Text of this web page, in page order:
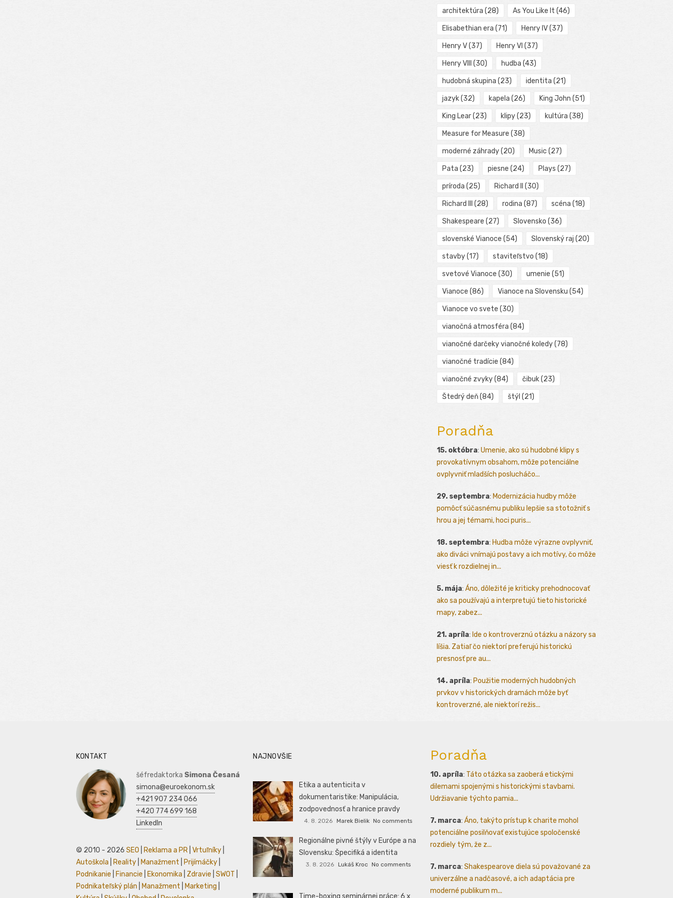
architektúra (28) As You Like It (46)
Elisabethian era (71) Henry IV(37)
Henry V(37) Henry VI (37)
Henry VIII (30) hudba (43)
hudobná skupina (23) identita (21)
jazyk(32) kapela (26) King John (51)
King Lear(23) klipy(23) kultúra (38)
Measure for Measure (38)
moderné záhrady(20) Music (27)
Pata (23) piesne (24) Plays (27)
príroda (25) Richard II (30)
Richard III (28) rodina (87) scéna (18)
Shakespeare (27) Slovensko (36)
slovenské Vianoce (54) Slovenský raj (20)
stavby(17) staviteľstvo (18)
svetové Vianoce (30) umenie (51)
Vianoce (86) Vianoce na Slovensku (54)
Vianoce vo svete (30)
vianočná atmosféra (84)
vianočné darčeky vianočné koledy(78)
vianočné tradície (84)
vianočné zvyky(84) čibuk(23)
Štedrý deň(84) štýl (21)
Poradňa
15. októbra: Umenie, ako sú hudobné klipy s
provokatívnym obsahom, môže potenciálne
ovplyvniť mladších poslucháčo...
29. septembra: Modernizácia hudby môže
pomôcť súčasnému publiku lepšie sa stotožniť s
hrou a jej témami, hoci puris...
18. septembra: Hudba môže výrazne ovplyvniť,
ako diváci vnímajú postavy a ich motívy, čo môže
viesť k rozdielnej in...
5. mája: Áno, dôležité je kriticky prehodnocovať
ako sa používajú a interpretujú tieto historické
mapy, zabez...
21. apríla: Ide o kontroverznú otázku a názory sa
líšia. Zatiaľ čo niektorí preferujú historickú
presnosť pre au...
14. apríla: Použitie moderných hudobných
prvkov v historických dramách môže byť
kontroverzné, ale niektorí režis...
KONTAKT
šéfredaktorka Simona Česaná
simona@euroekonom.sk
+421 907 234 066
+420 774 699 168
LinkedIn
© 2010 - 2026 SEO Reklama a PR Vrtuľníky
Autoškola
Reality Manažment Prijímáčky
Podnikanie
Financie Ekonomika Zdravie SWOT
Podnikateľský plán
Manažment Marketing
NAJNOVŠIE
Etika a autenticita v
dokumentaristike: Manipulácia,
zodpovednosť a hranice pravdy
4. 8. 2026 Marek Bielik No comments
Regionálne pivné štýly v Európe a na
Slovensku: Špecifiká a identita
3. 8. 2026 Lukáš Kroc No comments
Poradňa
10. apríla: Táto otázka sa zaoberá etickými
dilemami spojenými s historickými stavbami.
Udržiavanie týchto pamia...
7. marca: Áno, takýto prístup k charite mohol
potenciálne posilňovať existujúce spoločenské
rozdiely tým, že z...
7. marca: Shakespearove diela sú považované za
univerzálne a nadčasové, a ich adaptácia pre
moderné publikum m...